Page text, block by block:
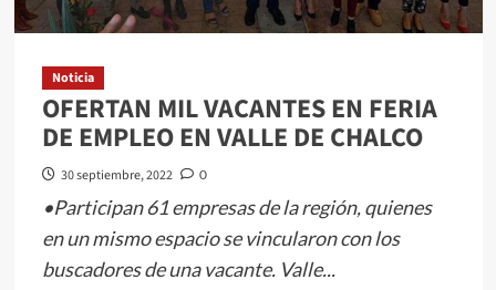
Noticia
OFERTAN MIL VACANTES EN FERIA
DE EMPLEO EN VALLE DE CHALCO
30 septiembre, 2022 0
•Participan 61 empresas de la región, quienes
en un mismo espacio se vincularon con los
buscadores de una vacante. Valle...